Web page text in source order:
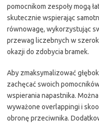
pomocnikom zespoły mogą
skutecznie wspierając
równowagę, wykorzystując
przewag liczebnych w
okazji do zdobycia bramek.
Aby zmaksymalizować
zachęcać swoich
wspierania napastnika.
wyważone overlappingi i
obronę przeciwnika.